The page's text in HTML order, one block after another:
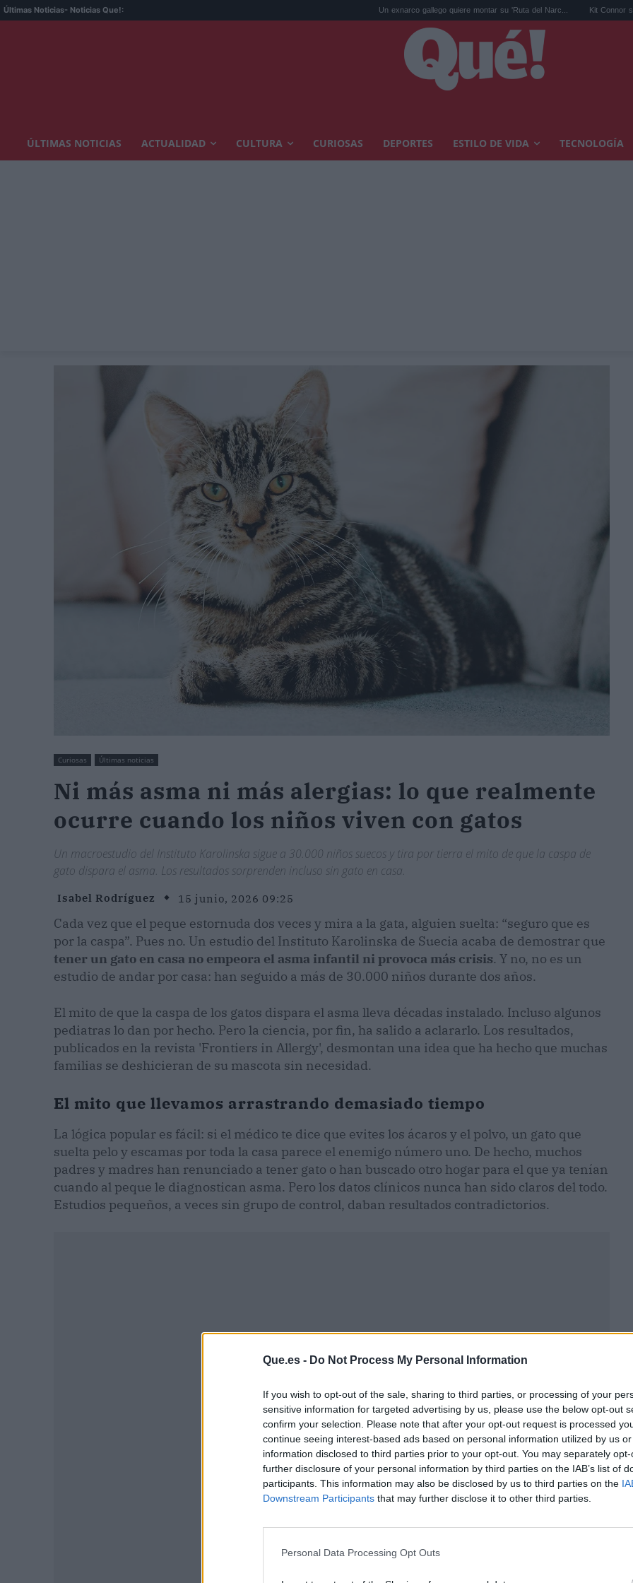
Que.es - Do Not Process My Personal Information
If you wish to opt-out of the sale, sharing to third parties, or processing of your
sensitive information for targeted advertising by us, please use the below opt-out
confirm your selection. Please note that after your opt-out request is processed
continue seeing interest-based ads based on personal information utilized by us
information disclosed to third parties prior to your opt-out. You may separately
further disclosure of your personal information by third parties on the IAB’s list of
participants. This information may also be disclosed by us to third parties on the
Downstream Participants that may further disclose it to other third parties.
Personal Data Processing Opt Outs
Últimas Noticias- Noticias Que!: Un exnarco gallego quiere montar su 'Ruta del Narc... Kit Connor será Cíclope en
ÚLTIMAS NOTICIAS ACTUALIDAD CULTURA CURIOSAS DEPORTES ESTILO DE VIDA TECNOLOGÍA
Curiosas Últimas noticias
Ni más asma ni más alergias: lo que realmente
ocurre cuando los niños viven con gatos
Un macroestudio del Instituto Karolinska sigue a 30.000 niños suecos y tira por tierra el mito de que la caspa de
gato dispara el asma. Los resultados sorprenden incluso sin gato en casa.
Isabel Rodríguez 15 junio, 2026 09:25
Cada vez que el peque estornuda dos veces y mira a la gata, alguien suelta: “seguro que es
por la caspa”. Pues no. Un estudio del Instituto Karolinska de Suecia acaba de demostrar que
tener un gato en casa no empeora el asma infantil ni provoca más crisis. Y no, no es un
estudio de andar por casa: han seguido a más de 30.000 niños durante dos años.
El mito de que la caspa de los gatos dispara el asma lleva décadas instalado. Incluso algunos
pediatras lo dan por hecho. Pero la ciencia, por fin, ha salido a aclararlo. Los resultados,
publicados en la revista 'Frontiers in Allergy', desmontan una idea que ha hecho que muchas
familias se deshicieran de su mascota sin necesidad.
El mito que llevamos arrastrando demasiado tiempo
La lógica popular es fácil: si el médico te dice que evites los ácaros y el polvo, un gato que
suelta pelo y escamas por toda la casa parece el enemigo número uno. De hecho, muchos
padres y madres han renunciado a tener gato o han buscado otro hogar para el que ya tenían
cuando al peque le diagnostican asma. Pero los datos clínicos nunca han sido claros del todo.
Estudios pequeños, a veces sin grupo de control, daban resultados contradictorios.
Publicidad